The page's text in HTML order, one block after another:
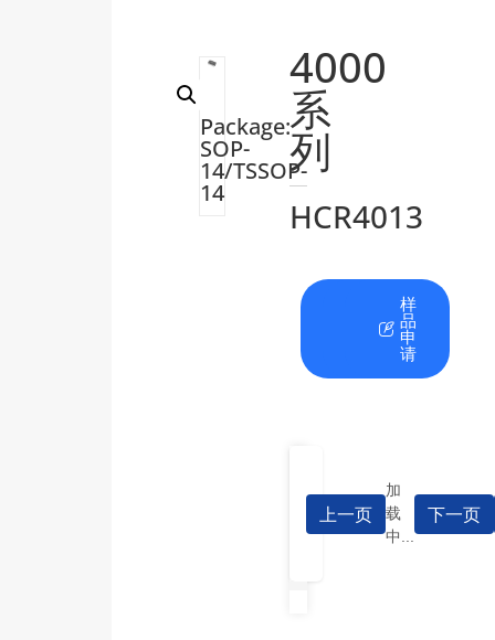
Package:
SOP-
14/TSSOP-
14
4000
系
列
HCR4013
料
下
样
品
申
请
上一页
加
载
中...
下一页